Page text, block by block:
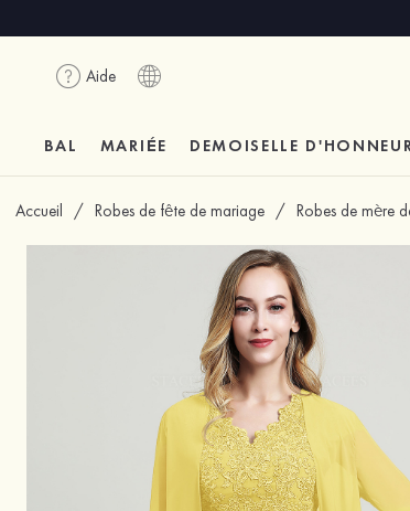
Aide
BAL MARIÉE DEMOISELLE
Accueil / Robes de fête de mariage / Robes de mère